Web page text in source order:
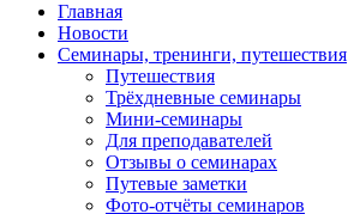
Главная
Новости
Семинары, тренинги, путешествия
Путешествия
Трёхдневные семинары
Мини-семинары
Для преподавателей
Отзывы о семинарах
Путевые заметки
Фото-отчёты семинаров